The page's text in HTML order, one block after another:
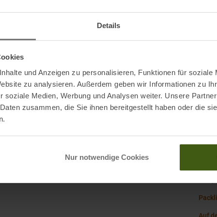
Details
und Anzeigen zu personalisieren, Funktionen für soziale
zu analysieren. Außerdem geben wir Informationen zu
soziale Medien, Werbung und Analysen weiter. Unsere
zusammen, die Sie ihnen bereitgestellt haben oder die
Nur notwendige Cookies
Schaft
und ein präzises Auftreten
und hinterer TPU-Einsatz für Steigeisen